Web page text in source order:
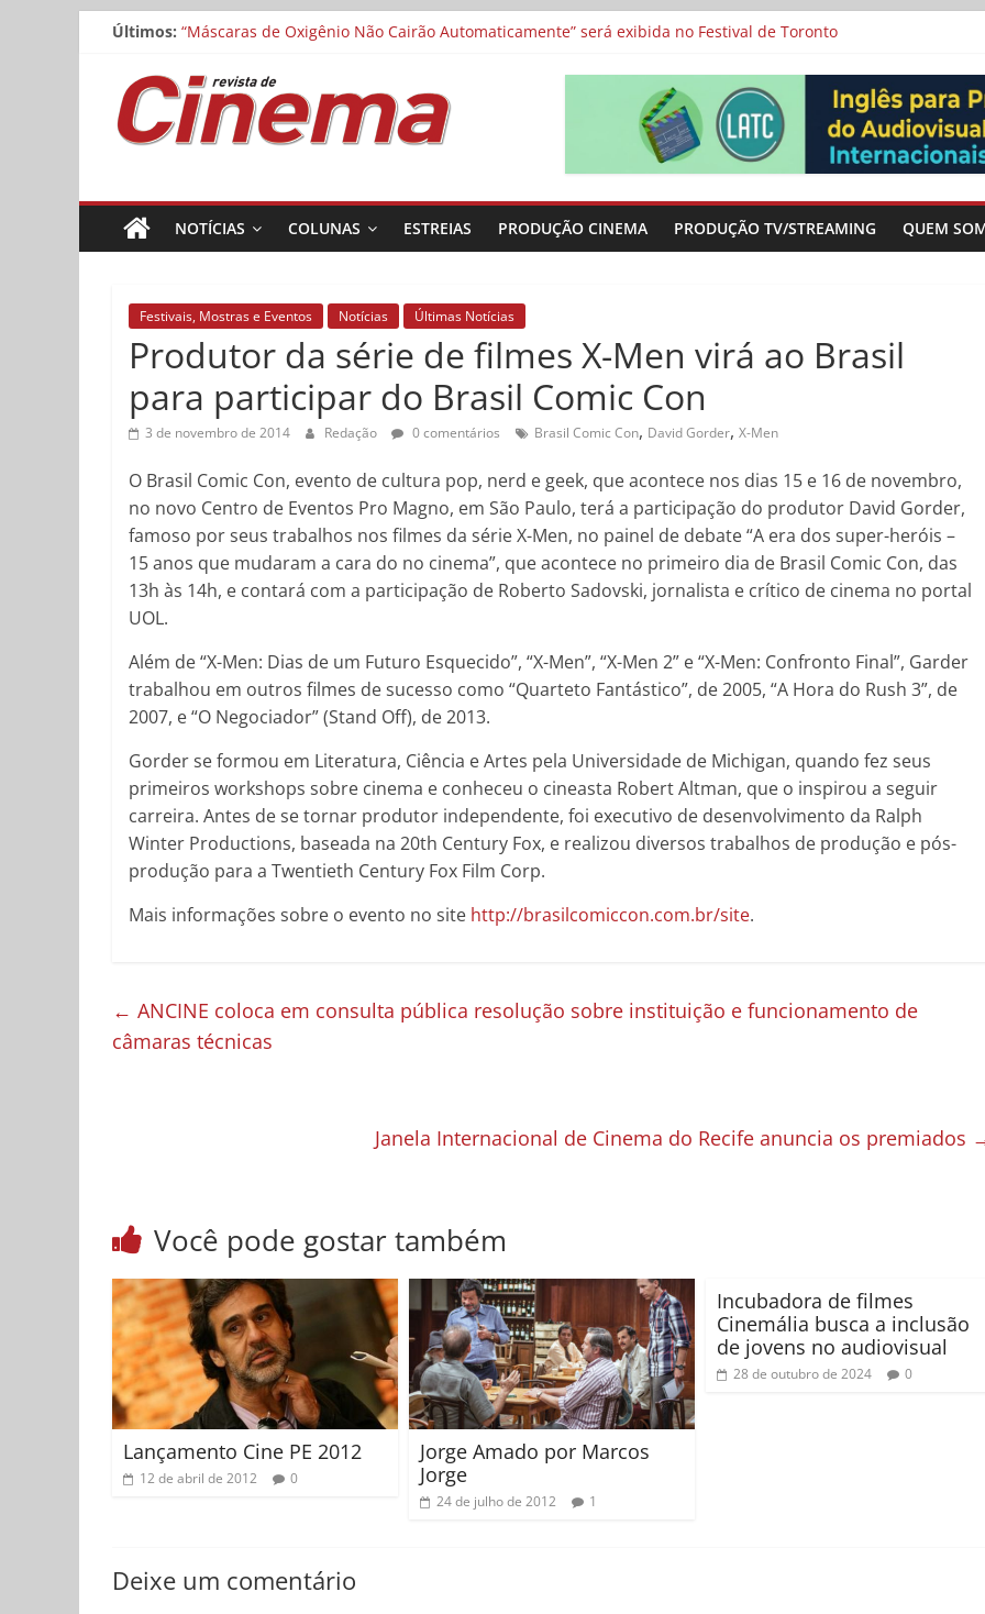
Pular
conteúdo
Últimos: Cinemateca exibe “O Manuscrito de Saragoça”, “Os Feiticeiros Inocentes” e filme-tributo de Wajda a
Matheus Nachtergaele e Gregório Duvivier protagonizam adaptação brasileira de série argentina para o
Noite dos Otelos pauta-se pelo distributivismo e divide prêmio principal entre “Manas” e “O Agente Secreto”
Museu da Pessoa abre chamada para curta-metragens sobre envelhecimento criados a partir de histórias
Revista
de
Cinema
NOTÍCIAS COLUNAS ESTREIAS PRODUÇÃO CINEMA PRODUÇÃO TV/STREAMING QUEM
Festivais, Mostras e Eventos Notícias Últimas Notícias
Produtor da série de filmes X-Men virá ao Brasil
para participar do Brasil Comic Con
3 de novembro de 2014 Redação 0 comentários Brasil Comic Con, David Gorder, X-Men
O Brasil Comic Con, evento de cultura pop, nerd e geek, que acontece nos dias 15 e 16 de novembro,
no novo Centro de Eventos Pro Magno, em São Paulo, terá a participação do produtor David Gorder,
famoso por seus trabalhos nos filmes da série X-Men, no painel de debate “A era dos super-heróis –
15 anos que mudaram a cara do no cinema”, que acontece no primeiro dia de Brasil Comic Con, das
13h às 14h, e contará com a participação de Roberto Sadovski, jornalista e crítico de cinema no portal
UOL.
Além de “X-Men: Dias de um Futuro Esquecido”, “X-Men”, “X-Men 2” e “X-Men: Confronto Final”, Garder
trabalhou em outros filmes de sucesso como “Quarteto Fantástico”, de 2005, “A Hora do Rush 3”, de
2007, e “O Negociador” (Stand Off), de 2013.
Gorder se formou em Literatura, Ciência e Artes pela Universidade de Michigan, quando fez seus
primeiros workshops sobre cinema e conheceu o cineasta Robert Altman, que o inspirou a seguir
carreira. Antes de se tornar produtor independente, foi executivo de desenvolvimento da Ralph
Winter Productions, baseada na 20th Century Fox, e realizou diversos trabalhos de produção e pós-
produção para a Twentieth Century Fox Film Corp.
Mais informações sobre o evento no site http://brasilcomiccon.com.br/site.
← ANCINE coloca em consulta pública resolução sobre instituição e funcionamento de
câmaras técnicas
Janela Internacional de Cinema do Recife anuncia os premiados
Você pode gostar também
Lançamento Cine PE 2012
12 de abril de 2012 0
Jorge Amado por Marcos
Jorge
24 de julho de 2012 1
Incubadora de filmes
Cinemália busca a inclusão
de jovens no audiovisual
28 de outubro de 2024 0
Deixe um comentário